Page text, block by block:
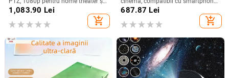
birou
1,083.90 Lei
add_shopping_cart
rezoluție HD, model T5mini Android
687.87 Lei
add_shopping_cart